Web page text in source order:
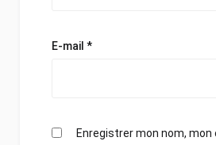
E-mail *
Enregistrer mon nom, mon